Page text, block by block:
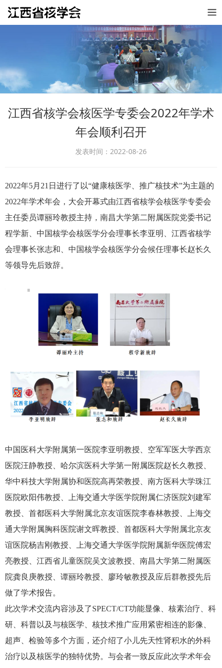
江西省核学会核医学专委会2022年学术
年会顺利召开
发表时间：2022-08-26
2022年5月21日进行了以“健康核医学、推广核技术”为主题的
2022年学术年会，大会开幕式由江西省核学会核医学专委会
主任委员谭丽玲教授主持，南昌大学第二附属医院党委书记
程学新、中国核学会核医学分会理事长李亚明、江西省核学
会理事长张志和、中国核学会核医学分会候任理事长赵长久
等领导先后致辞。
中国医科大学附属第一医院李亚明教授、空军军医大学西京
医院汪静教授、哈尔滨医科大学第一附属医院赵长久 教授、
华中科技大学附属协和医院高再荣教授、南方医科大学珠江
医院欧阳伟教授、上海交通大学医学院附属仁济医院刘建军
教授、首都医科大学附属北京友谊医院李春林教授、上海交
通大学附属胸科医院谢文晖教授、首都医科大学附属北京友
谊医院杨吉刚 教授、上海交通大学医学院附属新华医院傅宏
亮教授、江西省儿童医院吴文波教授、南昌大学第二附属医
院龚良庚教授、 谭丽玲教授、 廖玲敏教授及 应后群教授先后
做了学术报告。
此次学术交流内容涉及了SPECT/CT功能显像、核素治疗、科
研、科普以及与核医学、核技术推广应用紧密相连的影像、
超声、检验等多个方面，还介绍了小儿先天性肾积水的外科
治疗以及核医学的独特优势。与会者一致反应此次学术年会